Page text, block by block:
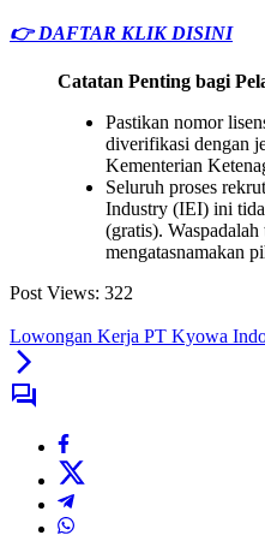
👉 DAFTAR KLIK DISINI
Catatan Penting bagi
Pastikan nomor
diverifikasi dengan
Kementerian
Seluruh proses
Industry (IEI) ini
(gratis).
mengatasnamakan
Post Views: 322
Lowongan Kerja PT Kyowa